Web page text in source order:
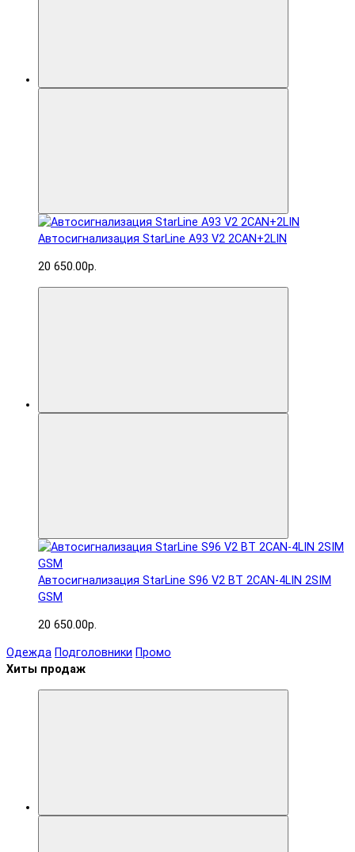
Автосигнализация StarLine A93 V2 2CAN+2LIN
20 650.00р.
Автосигнализация StarLine S96 V2 BT 2CAN-4LIN 2SIM
GSM
20 650.00р.
Одежда Подголовники Промо
Хиты продаж